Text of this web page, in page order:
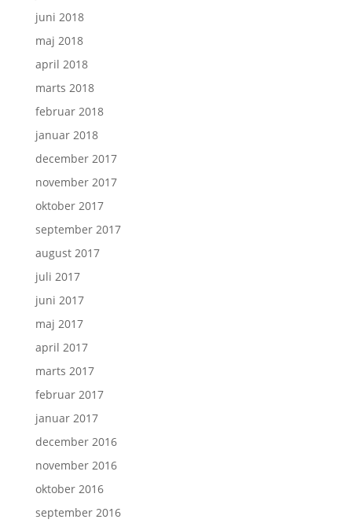
juni 2018
maj 2018
april 2018
marts 2018
februar 2018
januar 2018
december 2017
november 2017
oktober 2017
september 2017
august 2017
juli 2017
juni 2017
maj 2017
april 2017
marts 2017
februar 2017
januar 2017
december 2016
november 2016
oktober 2016
september 2016